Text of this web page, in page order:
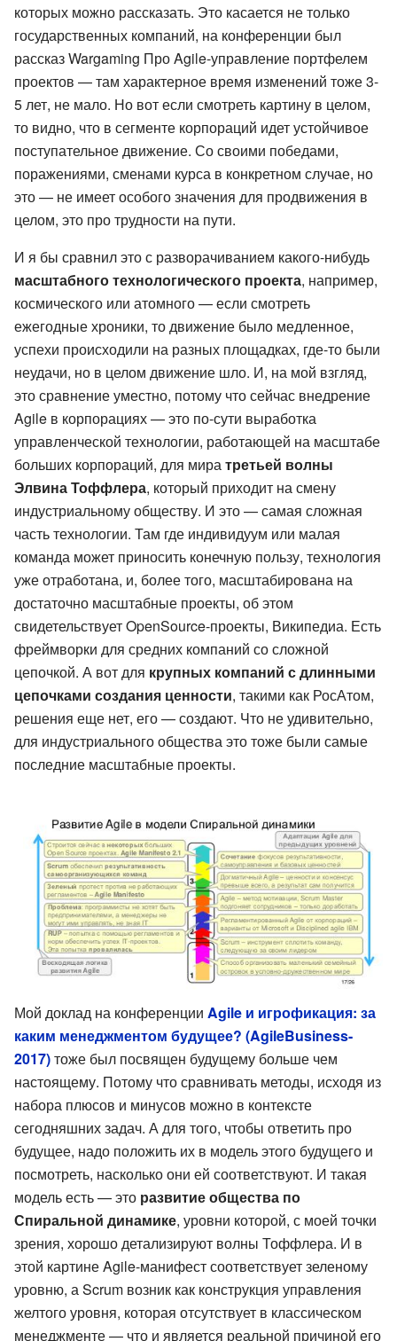
которых можно рассказать. Это касается не только
государственных компаний, на конференции был
рассказ Wargaming Про Agile-управление портфелем
проектов — там характерное время изменений тоже 3-
5 лет, не мало. Но вот если смотреть картину в целом,
то видно, что в сегменте корпораций идет устойчивое
поступательное движение. Со своими победами,
поражениями, сменами курса в конкретном случае, но
это — не имеет особого значения для продвижения в
целом, это про трудности на пути.
И я бы сравнил это с разворачиванием какого-нибудь
масштабного технологического проекта, например,
космического или атомного — если смотреть
ежегодные хроники, то движение было медленное,
успехи происходили на разных площадках, где-то были
неудачи, но в целом движение шло. И, на мой взгляд,
это сравнение уместно, потому что сейчас внедрение
Agile в корпорациях — это по-сути выработка
управленческой технологии, работающей на масштабе
больших корпораций, для миратретьей волны
Элвина Тоффлера, который приходит на смену
индустриальному обществу. И это — самая сложная
часть технологии. Там где индивидуум или малая
команда может приносить конечную пользу, технология
уже отработана, и, более того, масштабирована на
достаточно масштабные проекты, об этом
свидетельствует OpenSource-проекты, Википедиа. Есть
фреймворки для средних компаний со сложной
цепочкой. А вот для крупных компаний с длинными
цепочками создания ценности, такими как РосАтом,
решения еще нет, его — создают. Что не удивительно,
для индустриального общества это тоже были самые
последние масштабные проекты.
Мой доклад на конференции Agile и игрофикация: за
каким менеджментом будущее? (AgileBusiness-
2017)тоже был посвящен будущему больше чем
настоящему. Потому что сравнивать методы, исходя из
набора плюсов и минусов можно в контексте
сегодняшних задач. А для того, чтобы ответить про
будущее, надо положить их в модель этого будущего и
посмотреть, насколько они ей соответствуют. И такая
модель есть — это развитие общества по
Спиральной динамике, уровни которой, с моей точки
зрения, хорошо детализируют волны Тоффлера. И в
этой картине Agile-манифест соответствует зеленому
уровню, а Scrum возник как конструкция управления
желтого уровня, которая отсутствует в классическом
менеджменте — что и является реальной причиной его